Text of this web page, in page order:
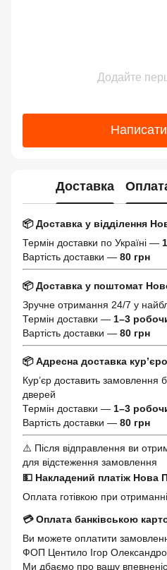
Додайте
Написати
Доставка
📦 Доставка у відділення
Термін доставки по Україні —
Вартість доставки — 80 грн
📦 Доставка у поштомат
Зручне отримання 24/7 у
Термін доставки — 1–3
Вартість доставки — 80 грн
📦 Адресна доставка
Кур’єр доставить замовлення
дверей
Термін доставки — 1–3
Вартість доставки — 80 грн
⚠️ Після відправлення ви
для відстеження замовлення
💵 Накладений платіж Нова
Оплата готівкою при отриманні
💳 Оплата банківською
Ви можете оплатити
ФОП Центило Ігор
Ми дбаємо про вашу